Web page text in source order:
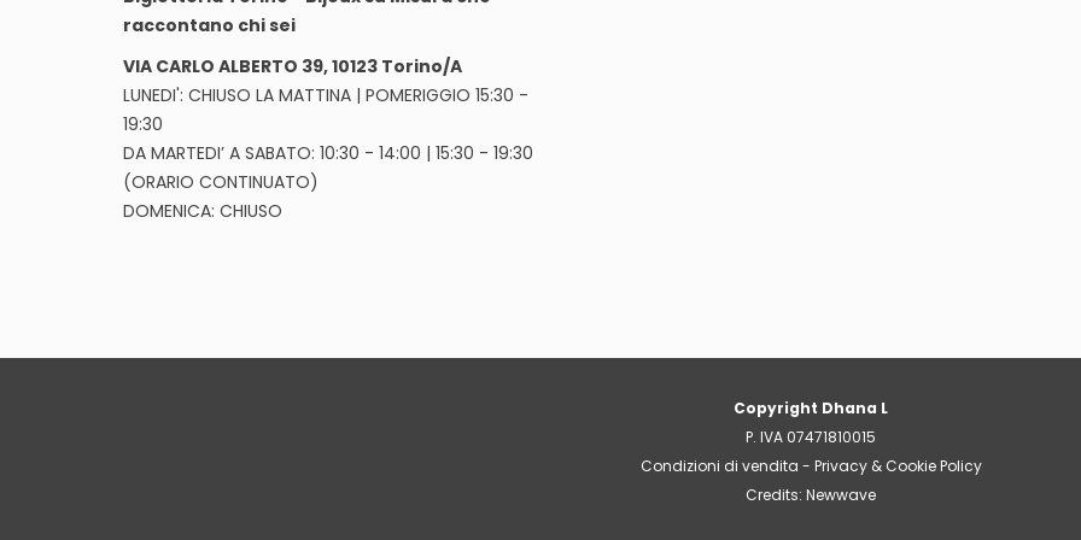
raccontano chi sei
VIA CARLO ALBERTO 39, 10123 Torino/A
LUNEDI': CHIUSO LA MATTINA | POMERIGGIO 15:30 -
19:30
DA MARTEDI’ A SABATO: 10:30 - 14:00 | 15:30 - 19:30
(ORARIO CONTINUATO)
DOMENICA: CHIUSO
Copyright Dhana L
P. IVA 07471810015
Condizioni di vendita - Privacy & Cookie Policy
Credits: Newwave